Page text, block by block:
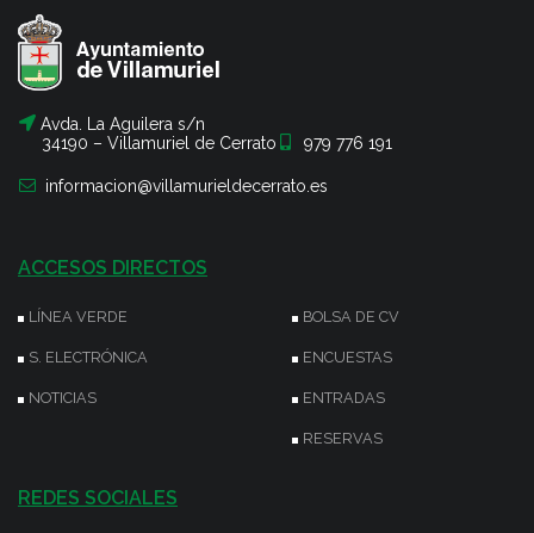
Avda. La Aguilera s/n
34190 – Villamuriel de Cerrato
979 776 191
informacion@villamurieldecerrato.es
ACCESOS DIRECTOS
LÍNEA VERDE
S. ELECTRÓNICA
NOTICIAS
BOLSA DE CV
ENCUESTAS
ENTRADAS
RESERVAS
REDES SOCIALES